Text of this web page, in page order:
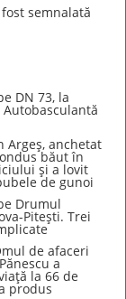
semnalată
DN 73, la
Autobasculantă
Argeș, anchetat
băut în
și a lovit
de gunoi
Drumul
Pitești. Trei
de afaceri
a
la 66 de
produs